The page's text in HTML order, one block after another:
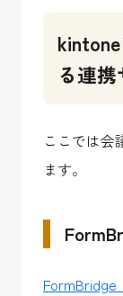
る連
ここでは会
ます。
FormBridge